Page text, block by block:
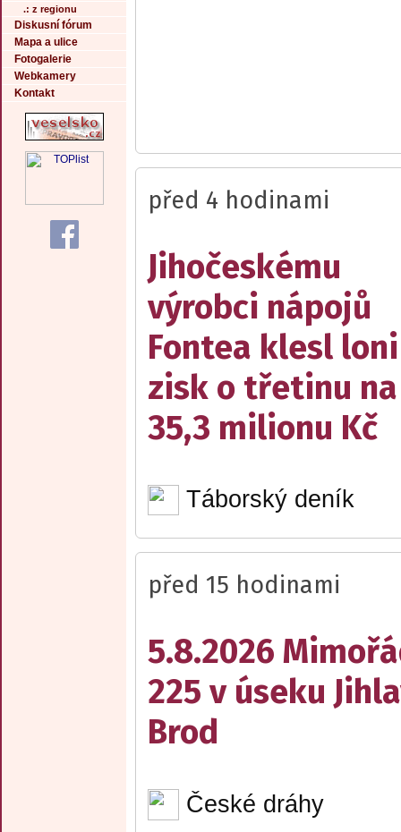
.: z regionu
Diskusní fórum
Mapa a ulice
Fotogalerie
Webkamery
Kontakt
před 4 hodinami
Jihočeskému
výrobci nápojů
Fontea klesl loni
zisk o třetinu na
35,3 milionu Kč
Táborský deník
před 15 hodinami
5.8.2026
225 v úseku
Brod
České dráhy